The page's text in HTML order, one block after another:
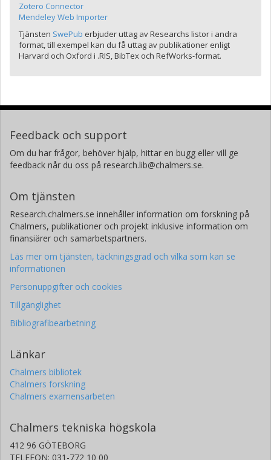
Zotero Connector
Mendeley Web Importer
Tjänsten SwePub erbjuder uttag av Researchs listor i andra
format, till exempel kan du få uttag av publikationer enligt
Harvard och Oxford i .RIS, BibTex och RefWorks-format.
Feedback och support
Om du har frågor, behöver hjälp, hittar en bugg eller vill ge
feedback når du oss på research.lib@chalmers.se.
Om tjänsten
Research.chalmers.se innehåller information om forskning på
Chalmers, publikationer och projekt inklusive information om
finansiärer och samarbetspartners.
Läs mer om tjänsten, täckningsgrad och vilka som kan se
informationen
Personuppgifter och cookies
Tillgänglighet
Bibliografibearbetning
Länkar
Chalmers bibliotek
Chalmers forskning
Chalmers examensarbeten
Chalmers tekniska högskola
412 96 GÖTEBORG
TELEFON: 031-772 10 00